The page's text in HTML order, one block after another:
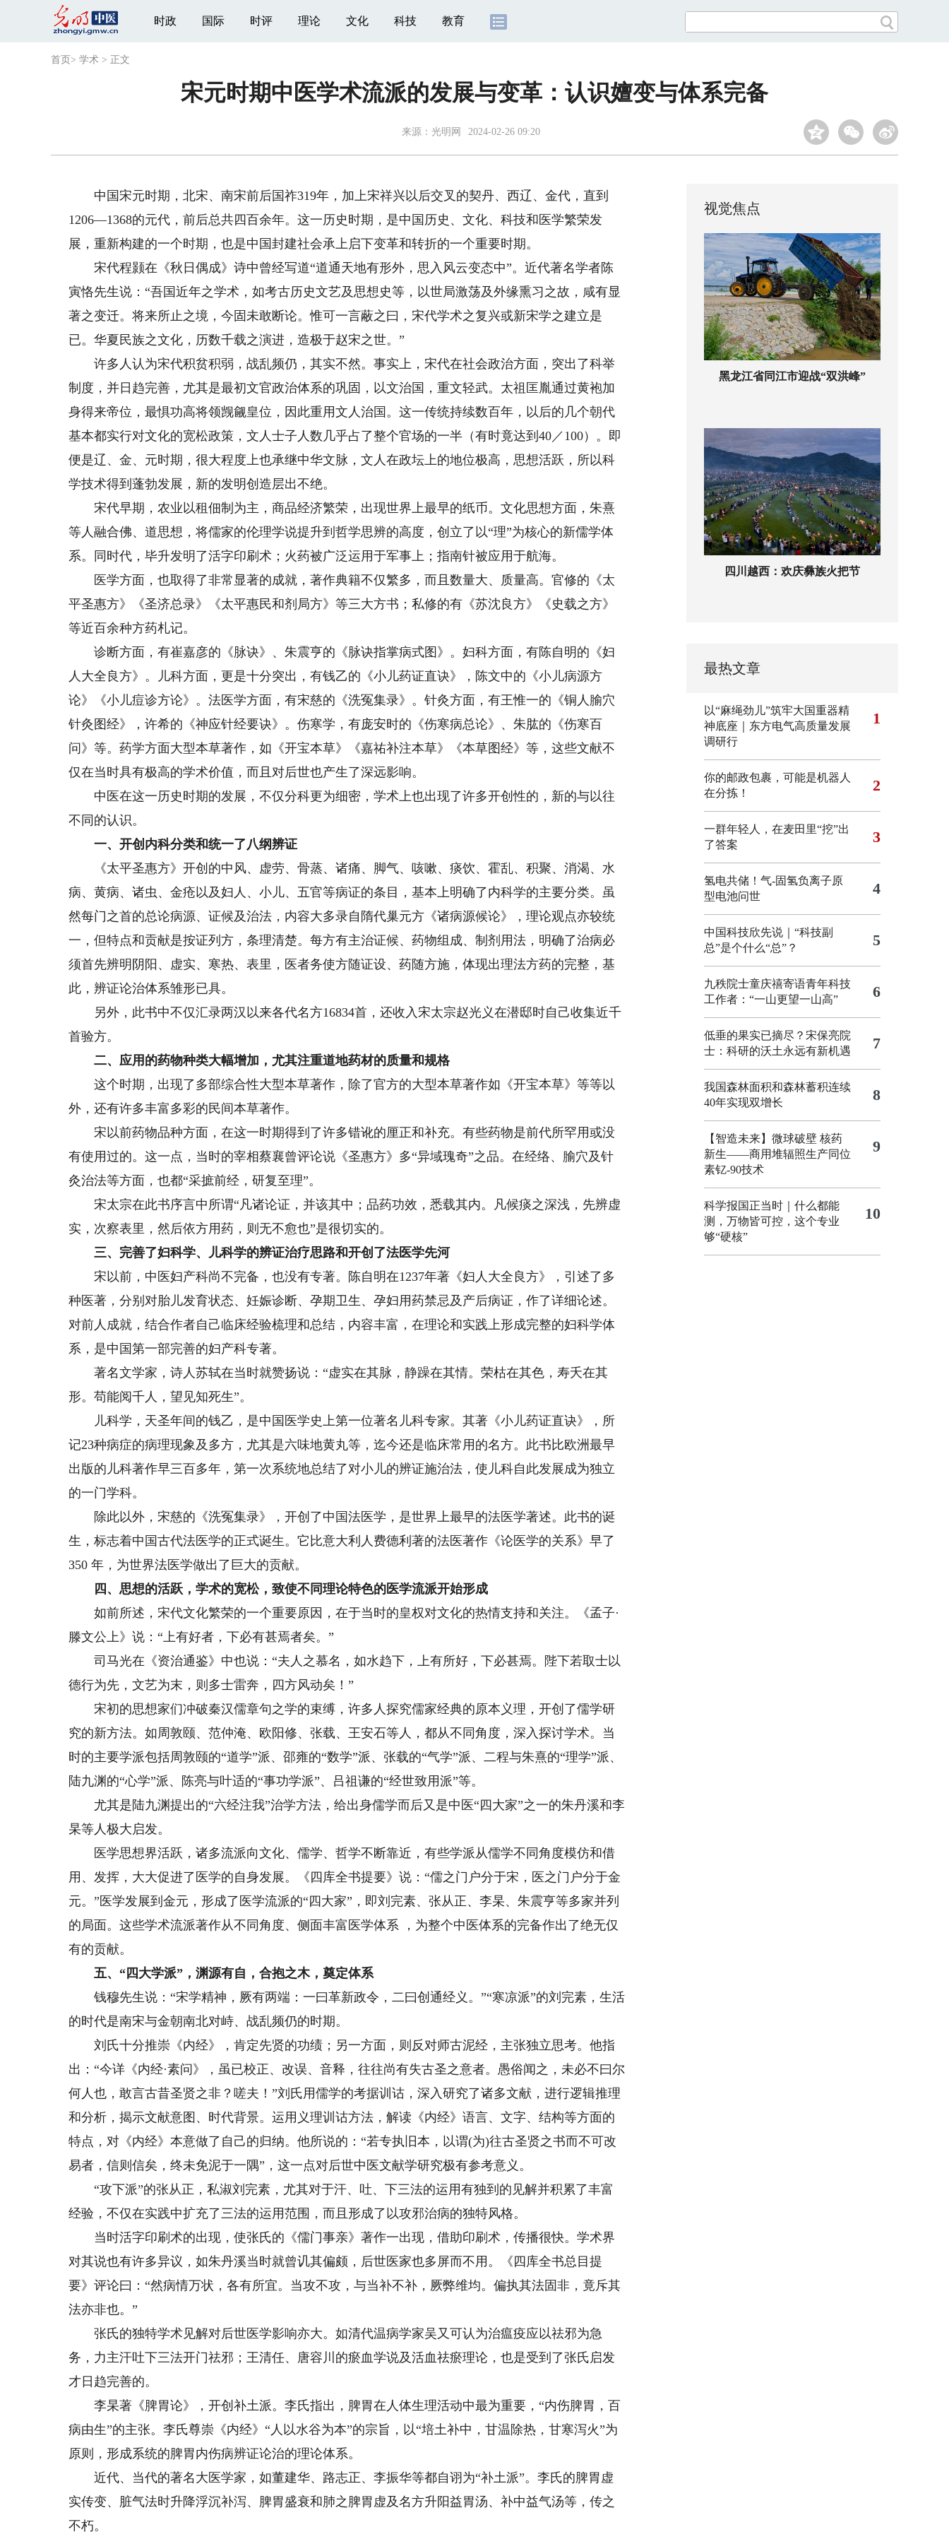
时政 国际 时评 理论 文化 科技 教育
首页 > 学术 > 正文
宋元时期中医学术流派的发展与变革：认识嬗变与体系完备
来源： 光明网 2024-02-26 09:20
中国宋元时期，北宋、南宋前后国祚319年，加上宋祥兴以后交叉的契丹、西辽、金代，直到
1206—1368的元代，前后总共四百余年。这一历史时期，是中国历史、文化、科技和医学繁荣发
展，重新构建的一个时期，也是中国封建社会承上启下变革和转折的一个重要时期。
宋代程颢在《秋日偶成》诗中曾经写道“道通天地有形外，思入风云变态中”。近代著名学者陈
寅恪先生说：“吾国近年之学术，如考古历史文艺及思想史等，以世局激荡及外缘熏习之故，咸有显
著之变迁。将来所止之境，今固未敢断论。惟可一言蔽之曰，宋代学术之复兴或新宋学之建立是
已。华夏民族之文化，历数千载之演进，造极于赵宋之世。”
许多人认为宋代积贫积弱，战乱频仍，其实不然。事实上，宋代在社会政治方面，突出了科举
制度，并日趋完善，尤其是最初文官政治体系的巩固，以文治国，重文轻武。太祖匡胤通过黄袍加
身得来帝位，最惧功高将领觊觎皇位，因此重用文人治国。这一传统持续数百年，以后的几个朝代
基本都实行对文化的宽松政策，文人士子人数几乎占了整个官场的一半（有时竟达到40／100）。即
便是辽、金、元时期，很大程度上也承继中华文脉，文人在政坛上的地位极高，思想活跃，所以科
学技术得到蓬勃发展，新的发明创造层出不绝。
宋代早期，农业以租佃制为主，商品经济繁荣，出现世界上最早的纸币。文化思想方面，朱熹
等人融合佛、道思想，将儒家的伦理学说提升到哲学思辨的高度，创立了以“理”为核心的新儒学体
系。同时代，毕升发明了活字印刷术；火药被广泛运用于军事上；指南针被应用于航海。
医学方面，也取得了非常显著的成就，著作典籍不仅繁多，而且数量大、质量高。官修的《太
平圣惠方》《圣济总录》《太平惠民和剂局方》等三大方书；私修的有《苏沈良方》《史载之方》
等近百余种方药札记。
诊断方面，有崔嘉彦的《脉诀》、朱震亨的《脉诀指掌病式图》。妇科方面，有陈自明的《妇
人大全良方》。儿科方面，更是十分突出，有钱乙的《小儿药证直诀》，陈文中的《小儿病源方
论》《小儿痘诊方论》。法医学方面，有宋慈的《洗冤集录》。针灸方面，有王惟一的《铜人腧穴
针灸图经》，许希的《神应针经要诀》。伤寒学，有庞安时的《伤寒病总论》、朱肱的《伤寒百
问》等。药学方面大型本草著作，如《开宝本草》《嘉祐补注本草》《本草图经》等，这些文献不
仅在当时具有极高的学术价值，而且对后世也产生了深远影响。
中医在这一历史时期的发展，不仅分科更为细密，学术上也出现了许多开创性的，新的与以往
不同的认识。
一、开创内科分类和统一了八纲辨证
《太平圣惠方》开创的中风、虚劳、骨蒸、诸痛、脚气、咳嗽、痰饮、霍乱、积聚、消渴、水
病、黄病、诸虫、金疮以及妇人、小儿、五官等病证的条目，基本上明确了内科学的主要分类。虽
然每门之首的总论病源、证候及治法，内容大多录自隋代巢元方《诸病源候论》，理论观点亦较统
一，但特点和贡献是按证列方，条理清楚。每方有主治证候、药物组成、制剂用法，明确了治病必
须首先辨明阴阳、虚实、寒热、表里，医者务使方随证设、药随方施，体现出理法方药的完整，基
此，辨证论治体系雏形已具。
另外，此书中不仅汇录两汉以来各代名方16834首，还收入宋太宗赵光义在潜邸时自己收集近千
首验方。
二、应用的药物种类大幅增加，尤其注重道地药材的质量和规格
这个时期，出现了多部综合性大型本草著作，除了官方的大型本草著作如《开宝本草》等等以
外，还有许多丰富多彩的民间本草著作。
宋以前药物品种方面，在这一时期得到了许多错讹的厘正和补充。有些药物是前代所罕用或没
有使用过的。这一点，当时的宰相蔡襄曾评论说《圣惠方》多“异域瑰奇”之品。在经络、腧穴及针
灸治法等方面，也都“采摭前经，研复至理”。
宋太宗在此书序言中所谓“凡诸论证，并该其中；品药功效，悉载其内。凡候痰之深浅，先辨虚
实，次察表里，然后依方用药，则无不愈也”是很切实的。
三、完善了妇科学、儿科学的辨证治疗思路和开创了法医学先河
宋以前，中医妇产科尚不完备，也没有专著。陈自明在1237年著《妇人大全良方》，引述了多
种医著，分别对胎儿发育状态、妊娠诊断、孕期卫生、孕妇用药禁忌及产后病证，作了详细论述。
对前人成就，结合作者自己临床经验梳理和总结，内容丰富，在理论和实践上形成完整的妇科学体
系，是中国第一部完善的妇产科专著。
著名文学家，诗人苏轼在当时就赞扬说：“虚实在其脉，静躁在其情。荣枯在其色，寿夭在其
形。苟能阅千人，望见知死生”。
儿科学，天圣年间的钱乙，是中国医学史上第一位著名儿科专家。其著《小儿药证直诀》，所
记23种病症的病理现象及多方，尤其是六味地黄丸等，迄今还是临床常用的名方。此书比欧洲最早
出版的儿科著作早三百多年，第一次系统地总结了对小儿的辨证施治法，使儿科自此发展成为独立
的一门学科。
除此以外，宋慈的《洗冤集录》，开创了中国法医学，是世界上最早的法医学著述。此书的诞
生，标志着中国古代法医学的正式诞生。它比意大利人费德利著的法医著作《论医学的关系》早了
350 年，为世界法医学做出了巨大的贡献。
四、思想的活跃，学术的宽松，致使不同理论特色的医学流派开始形成
如前所述，宋代文化繁荣的一个重要原因，在于当时的皇权对文化的热情支持和关注。《孟子·
滕文公上》说：“上有好者，下必有甚焉者矣。”
司马光在《资治通鉴》中也说：“夫人之慕名，如水趋下，上有所好，下必甚焉。陛下若取士以
德行为先，文艺为末，则多士雷奔，四方风动矣！”
宋初的思想家们冲破秦汉儒章句之学的束缚，许多人探究儒家经典的原本义理，开创了儒学研
究的新方法。如周敦颐、范仲淹、欧阳修、张载、王安石等人，都从不同角度，深入探讨学术。当
时的主要学派包括周敦颐的“道学”派、邵雍的“数学”派、张载的“气学”派、二程与朱熹的“理学”派、
陆九渊的“心学”派、陈亮与叶适的“事功学派”、吕祖谦的“经世致用派”等。
尤其是陆九渊提出的“六经注我”治学方法，给出身儒学而后又是中医“四大家”之一的朱丹溪和李
杲等人极大启发。
医学思想界活跃，诸多流派向文化、儒学、哲学不断靠近，有些学派从儒学不同角度模仿和借
用、发挥，大大促进了医学的自身发展。《四库全书提要》说：“儒之门户分于宋，医之门户分于金
元。”医学发展到金元，形成了医学流派的“四大家”，即刘完素、张从正、李杲、朱震亨等多家并列
的局面。这些学术流派著作从不同角度、侧面丰富医学体系 ，为整个中医体系的完备作出了绝无仅
有的贡献。
五、“四大学派”，渊源有自，合抱之木，奠定体系
钱穆先生说：“宋学精神，厥有两端：一曰革新政令，二曰创通经义。”“寒凉派”的刘完素，生活
的时代是南宋与金朝南北对峙、战乱频仍的时期。
刘氏十分推崇《内经》，肯定先贤的功绩；另一方面，则反对师古泥经，主张独立思考。他指
出：“今详《内经·素问》，虽已校正、改误、音释，往往尚有失古圣之意者。愚俗闻之，未必不曰尔
何人也，敢言古昔圣贤之非？嗟夫！”刘氏用儒学的考据训诂，深入研究了诸多文献，进行逻辑推理
和分析，揭示文献意图、时代背景。运用义理训诂方法，解读《内经》语言、文字、结构等方面的
特点，对《内经》本意做了自己的归纳。他所说的：“若专执旧本，以谓(为)往古圣贤之书而不可改
易者，信则信矣，终未免泥于一隅”，这一点对后世中医文献学研究极有参考意义。
“攻下派”的张从正，私淑刘完素，尤其对于汗、吐、下三法的运用有独到的见解并积累了丰富
经验，不仅在实践中扩充了三法的运用范围，而且形成了以攻邪治病的独特风格。
当时活字印刷术的出现，使张氏的《儒门事亲》著作一出现，借助印刷术，传播很快。学术界
对其说也有许多异议，如朱丹溪当时就曾讥其偏颇，后世医家也多屏而不用。《四库全书总目提
要》评论曰：“然病情万状，各有所宜。当攻不攻，与当补不补，厥弊维均。偏执其法固非，竟斥其
法亦非也。”
张氏的独特学术见解对后世医学影响亦大。如清代温病学家吴又可认为治瘟疫应以祛邪为急
务，力主汗吐下三法开门祛邪；王清任、唐容川的瘀血学说及活血祛瘀理论，也是受到了张氏启发
才日趋完善的。
李杲著《脾胃论》，开创补土派。李氏指出，脾胃在人体生理活动中最为重要，“内伤脾胃，百
病由生”的主张。李氏尊崇《内经》“人以水谷为本”的宗旨，以“培土补中，甘温除热，甘寒泻火”为
原则，形成系统的脾胃内伤病辨证论治的理论体系。
近代、当代的著名大医学家，如董建华、路志正、李振华等都自诩为“补土派”。李氏的脾胃虚
实传变、脏气法时升降浮沉补泻、脾胃盛衰和肺之脾胃虚及名方升阳益胃汤、补中益气汤等，传之
不朽。
视觉焦点
黑龙江省同江市迎战“双洪峰”
四川越西：欢庆彝族火把节
最热文章
以“麻绳劲儿”筑牢大国重器精
神底座｜东方电气高质量发展
调研行
1
你的邮政包裹，可能是机器人
在分拣！
2
一群年轻人，在麦田里“挖”出
了答案
3
氢电共储！气-固氢负离子原
型电池问世
4
中国科技欣先说｜“科技副
总”是个什么“总”？
5
九秩院士童庆禧寄语青年科技
工作者：“一山更望一山高”
6
低垂的果实已摘尽？宋保亮院
士：科研的沃土永远有新机遇
7
我国森林面积和森林蓄积连续
40年实现双增长
8
【智造未来】微球破壁 核药
新生——商用堆辐照生产同位
素钇-90技术
9
科学报国正当时｜什么都能
测，万物皆可控，这个专业
够“硬核”
10